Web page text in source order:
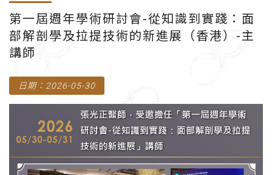
第一屆週年學術研討會-從知識到實踐：面
部解剖學及拉提技術的新進展（香港）-主
講師
日期：2026-05-30